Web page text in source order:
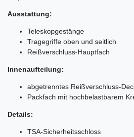
Ausstattung:
Teleskopgestänge
Tragegriffe oben und seitlich
Reißverschluss-Hauptfach
Innenaufteilung:
abgetrenntes Reißverschluss-
Packfach mit hochbelastbarem
Details:
TSA-Sicherheitsschloss